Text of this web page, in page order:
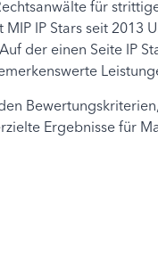
für
IP Stars seit 2013
der einen Seite IP
Ergebnisse für